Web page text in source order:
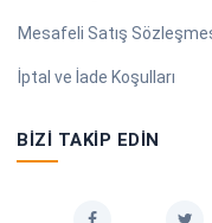
Mesafeli Satış
İptal ve İade Koşulları
BIZI TAKIP EDIN